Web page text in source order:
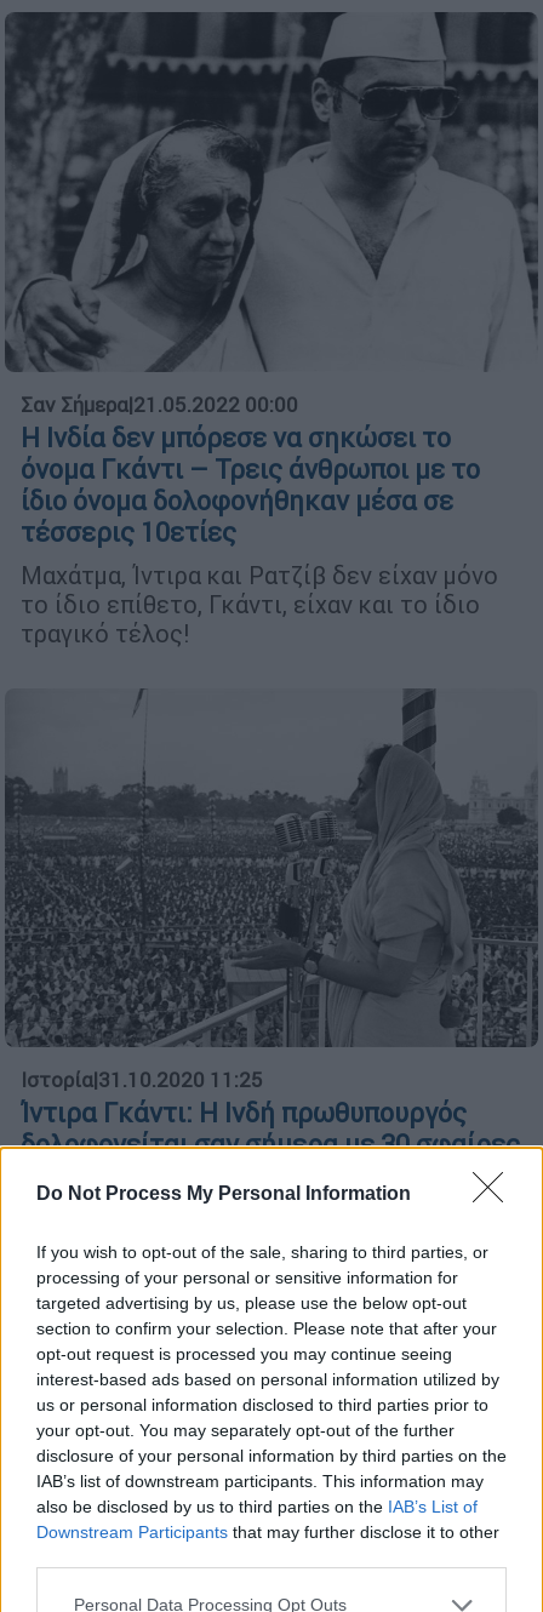
Do Not Process My Personal Information
If you wish to opt-out of the sale, sharing to third parties, or
processing of your personal or sensitive information for
targeted advertising by us, please use the below opt-out
section to confirm your selection. Please note that after your
opt-out request is processed you may continue seeing
interest-based ads based on personal information utilized by
us or personal information disclosed to third parties prior to
your opt-out. You may separately opt-out of the further
disclosure of your personal information by third parties on the
IAB’s list of downstream participants. This information may
also be disclosed by us to third parties on the IAB’s List of
Downstream Participants that may further disclose it to other
Please note that this website/app uses one or more Google
Personal Data Processing Opt Outs
Σαν Σήμερα|21.05.2022 00:00
Η Ινδία δεν μπόρεσε να σηκώσει το
όνομα Γκάντι – Τρεις άνθρωποι με το
ίδιο όνομα δολοφονήθηκαν μέσα σε
τέσσερις 10ετίες
Μαχάτμα, Ίντιρα και Ρατζίβ δεν είχαν μόνο
το ίδιο επίθετο, Γκάντι, είχαν και το ίδιο
τραγικό τέλος!
Ιστορία|31.10.2020 11:25
Ίντιρα Γκάντι: Η Ινδή πρωθυπουργός
δολοφονείται σαν σήμερα με 30 σφαίρες
Η Ίντιρα Γκάντι υπήρξε πολιτικός με όραμα,
ασφάλεια, την οικονομία και την εξωτερική
πολιτική συνιστούν - ακόμη και σήμερα
- τομή για την εξέλιξη του τότε
νεοσύστατου ανεξάρτητου ινδικού κράτους,
όμως κάπου έχασε τον δρόμο της...
ΑΛΛΑ #TAGS
Ινδία
ειδήσεις τώρα
δολοφονία
σαν σημερα
Μαχάτμα Γκάντι